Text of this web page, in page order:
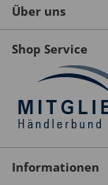
Über uns
Shop Service
Informationen